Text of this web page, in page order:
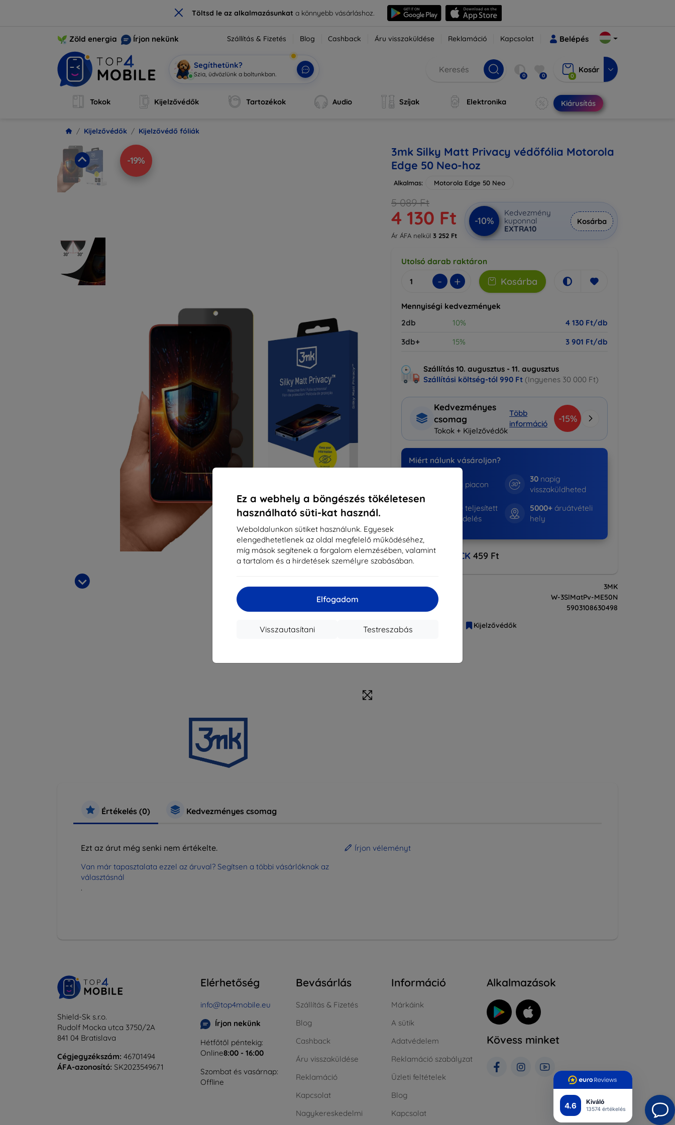
× Töltsd le az alkalmazásunkata könnyebb vásárláshoz.
4.6 Kiváló
13574 értékelés
Ez a webhely a böngészés tökéletesen
használható süti-kat használ.
Weboldalunkon sütiket használunk. Egyesek
elengedhetetlenek az oldal megfelelő működéséhez,
míg mások segítenek a forgalom elemzésében, valamint
a tartalom és a hirdetések személyre szabásában.
Elfogadom
Testreszabás
Visszautasítani
Zöld energia Írjon nekünk Szállítás & Fizetés Blog Cashback Áru visszaküldése Reklamáció Kapcsolat Belépés
Segíthetünk?
M| 0 0 0
Kosár
Tokok Kijelzővédők Tartozékok Audio Szíjak Elektronika Kiárusítás
Kijelzővédők Kijelzővédő fóliák
-19%
3mk Silky Matt Privacy védőfólia Motorola
Edge 50 Neo-hoz
Alkalmas: Motorola Edge 50 Neo
5 089 Ft
4 130 Ft
Ár ÁFA nelkül 3 252 Ft
-10%
Kedvezmény
kuponnal
EXTRA10
Kosárba
Utolsó darab raktáron
- + Kosárba
Mennyiségi kedvezmények
2db
10%
4 130 Ft/db
3db+
15% 3 901 Ft/db
Szállítás 10. augusztus - 11. augusztus
Szállítási költség-tól 990 Ft (Ingyenes 30 000 Ft)
Kedvezményes
csomag
Tokok + Kijelzővédők
Több
információ
-15%
Miért nálunk vásároljon?
éve a piacon
30napig
visszaküldheted
819530+teljesített
megrendelés
5000+áruátvételi
hely
CASHBACK 459 Ft
Márka
3MK
Gyártói cikkszám
W-3SlMatPv-ME50N
5903108630498
Kijelzővédő fóliák
Kijelzővédők
Értékelés (0) Kedvezményes csomag
Ezt az árut még senki nem értékelte.
Van már tapasztalata ezzel az áruval? Segítsen a többi vásárlóknak az
választásnál
.
Írjon véleményt
Shield-Sk s.r.o.
Rudolf Mocka utca 3750/2A
841 04 Bratislava
Cégjegyzékszám: 46701494
ÁFA-azonosító: SK2023549671
Elérhetőség
info@top4mobile.eu
Írjon nekünk
Hétfőtől péntekig:
Online8:00 - 16:00
Szombat és vasárnap:
Offline
Bevásárlás
Szállítás & Fizetés
Blog
Cashback
Áru visszaküldése
Reklamáció
Kapcsolat
Nagykereskedelmi
Információ
Márkáink
A sütik
Adatvédelem
Reklamáció szabályzat
Üzleti feltételek
Blog
Kapcsolat
Alkalmazások
Kövess minket